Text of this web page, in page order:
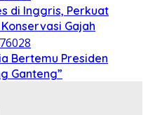
di Inggris, Perkuat
Gajah
Bertemu Presiden
Ganteng”